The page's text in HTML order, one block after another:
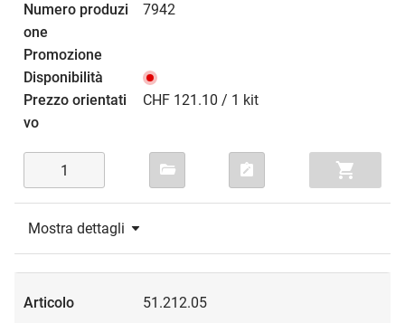
7942
CHF 121.10 / 1 kit
Mostra dettagli
51.212.05